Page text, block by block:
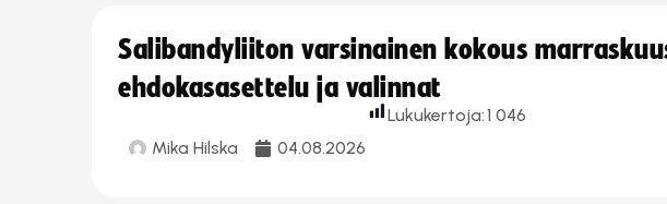
Salibandyliiton varsinainen kokous
ehdokasasettelu ja valinnat
Mika Hilska 04.08.2026
Lukukertoja:1 046